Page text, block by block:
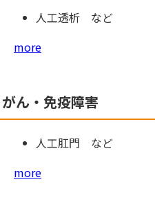
人工透析 など
more
がん・免疫障害
人工肛門 など
more